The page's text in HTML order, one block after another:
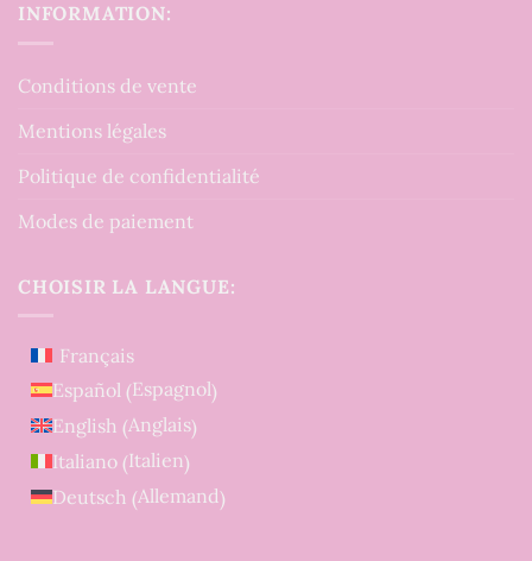
INFORMATION:
Conditions de vente
Mentions légales
Politique de confidentialité
Modes de paiement
CHOISIR LA LANGUE:
Français
Español (Espagnol)
English (Anglais)
Italiano (Italien)
Deutsch (Allemand)